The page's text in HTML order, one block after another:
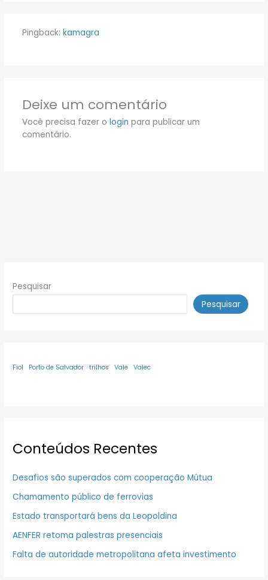
Pingback: kamagra
Deixe um comentário
Você precisa fazer o login para publicar um
comentário.
Pesquisar
Pesquisar
Fiol Porto de Salvador trilhos Vale Valec
Conteúdos Recentes
Desafios são superados com cooperação Mútua
Chamamento público de ferrovias
Estado transportará bens da Leopoldina
AENFER retoma palestras presenciais
Falta de autoridade metropolitana afeta investimento